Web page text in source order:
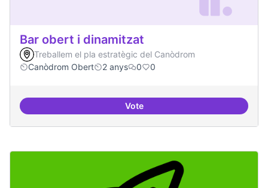
Bar obert i dinamitzat
Treballem el pla estratègic del Canòdrom
Canòdrom Obert
2 anys 0 0
VoteBar obert i dinamitzat